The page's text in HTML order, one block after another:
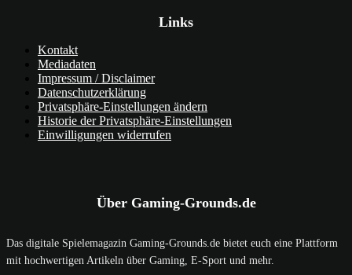
Links
Kontakt
Mediadaten
Impressum / Disclaimer
Datenschutzerklärung
Privatsphäre-Einstellungen ändern
Historie der Privatsphäre-Einstellungen
Einwilligungen widerrufen
Über Gaming-Grounds.de
Das digitale Spielemagazin Gaming-Grounds.de bietet euch eine Plattform
mit hochwertigen Artikeln über Gaming, E-Sport und mehr.